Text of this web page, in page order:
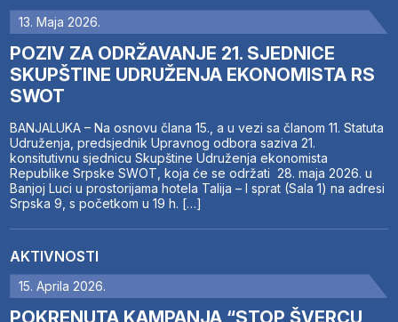
13. Maja 2026.
POZIV ZA ODRŽAVANJE 21. SJEDNICE
SKUPŠTINE UDRUŽENJA EKONOMISTA RS
SWOT
BANJALUKA – Na osnovu člana 15., a u vezi sa članom 11. Statuta
Udruženja, predsjednik Upravnog odbora saziva 21.
konsitutivnu sjednicu Skupštine Udruženja ekonomista
Republike Srpske SWOT, koja će se održati 28. maja 2026. u
Banjoj Luci u prostorijama hotela Talija – I sprat (Sala 1) na adresi
Srpska 9, s početkom u 19 h. […]
AKTIVNOSTI
15. Aprila 2026.